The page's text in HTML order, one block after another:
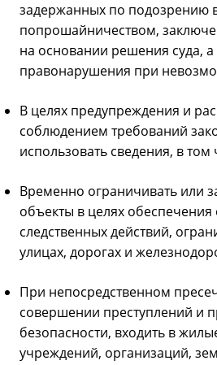
задержанных по подозрению
попрошайничеством,
на основании решения суда,
правонарушения при
В целях предупреждения и
соблюдением требований
использовать сведения, в
Временно ограничивать или
объекты в целях
следственных действий,
улицах, дорогах и
При непосредственном
совершении преступлений и
безопасности, входить в
учреждений, организаций,